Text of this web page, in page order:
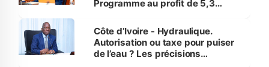
Programme au profit de 5,3
Côte d’Ivoire - Hydraulique.
Autorisation ou taxe pour puiser
de l’eau ? Les précisions